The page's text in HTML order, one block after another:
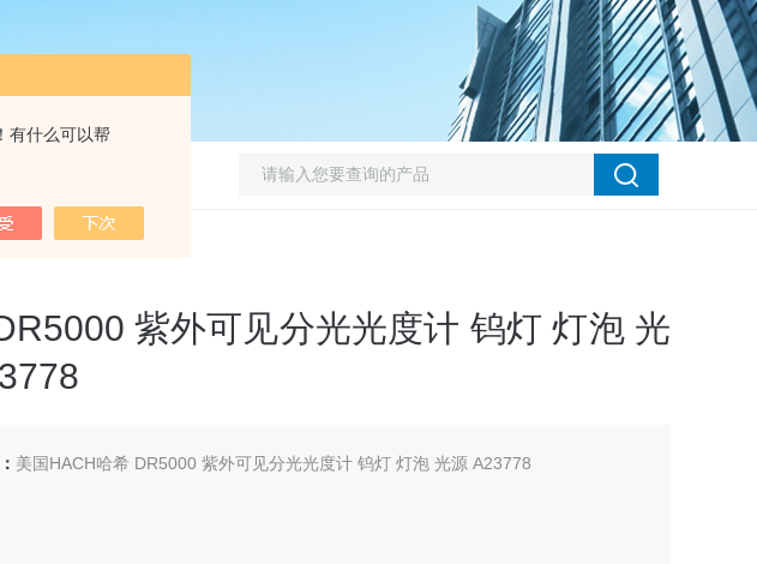
有什么可以帮
光源 A23778
紫外可见分光光度计 钨灯 灯泡 光
美国HACH哈希 DR5000 紫外可见分光光度计 钨灯 灯泡 光源 A23778